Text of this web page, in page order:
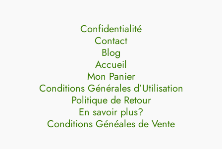
Confidentialité
Contact
Blog
Accueil
Mon Panier
Conditions Générales d’Utilisation
Politique de Retour
En savoir plus?
Conditions Généales de Vente